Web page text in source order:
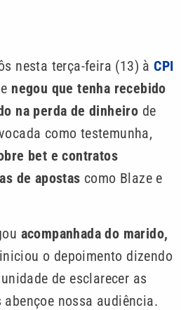
nesta terça-feira (13) àCPI
negou que tenha recebido
na perda de dinheiro de
como testemunha,
bet e contratos
de apostas como Blaze e
acompanhada do marido,
o depoimento dizendo
de esclarecer as
abençoe nossa audiência.